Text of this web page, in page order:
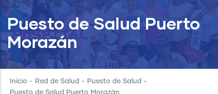
Puesto de Salud Puerto
Morazán
Inicio - Red de Salud - Puesto de Salud -
Puesto de Salud Puerto Morazán